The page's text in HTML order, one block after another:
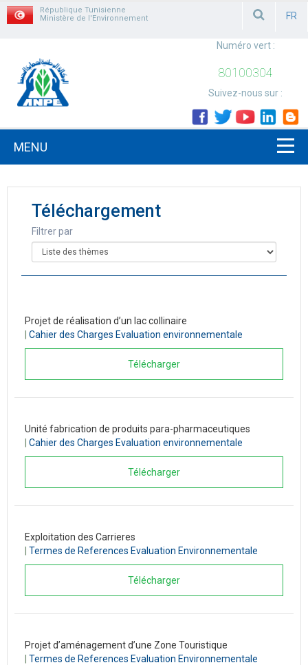
République Tunisienne
Ministère de l'Environnement
FR
Numéro vert :
80100304
Suivez-nous sur :
MENU
Téléchargement
Filtrer par
Projet de réalisation d’un lac collinaire
Cahier des Charges Evaluation environnementale
Télécharger
Unité fabrication de produits para-pharmaceutiques
Cahier des Charges Evaluation environnementale
Télécharger
Exploitation des Carrieres
Termes de References Evaluation Environnementale
Télécharger
Projet d’aménagement d’une Zone Touristique
Termes de References Evaluation Environnementale